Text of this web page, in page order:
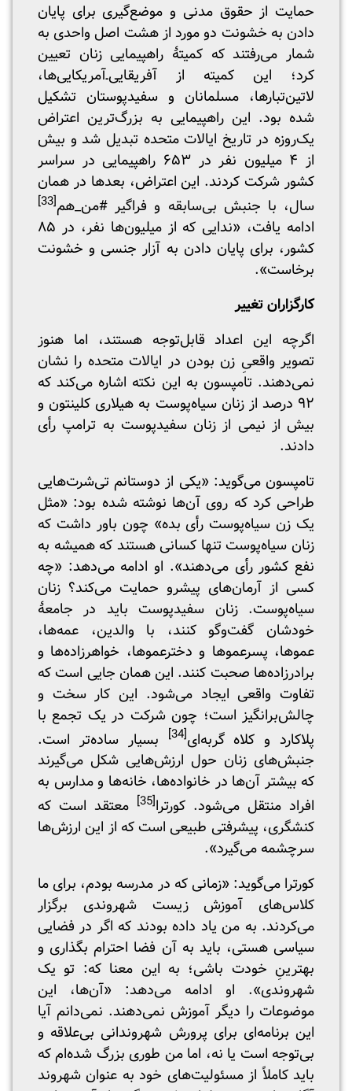
حمایت از حقوق مدنی و موضع‌گیری برای پایان
دادن به خشونت دو مورد از هشت اصل واحدی به
شمار می‌رفتند که کمیتۀ راهپیمایی زنان تعیین
کرد؛ این کمیته از آفریقایی‌ـ‌آمریکایی‌ها،
لاتین‌تبارها، مسلمانان و سفیدپوستان تشکیل
شده بود. این راهپیمایی به بزرگ‌ترین اعتراض
یک‌روزه در تاریخ ایالات متحده تبدیل شد و بیش
از ۴ میلیون نفر در ۶۵۳ راهپیمایی در سراسر
کشور شرکت کردند. این اعتراض، بعدها در همان
سال، با جنبش بی‌سابقه و فراگیر #من_هم
ادامه یافت، «ندایی که از میلیون‌ها نفر، در ۸۵
کشور، برای پایان دادن به آزار جنسی و خشونت
برخاست».
کارگزاران تغییر
اگرچه این اعداد قابل‌توجه هستند، اما هنوز
تصویر واقعیِ زن بودن در ایالات متحده را نشان
نمی‌دهند. تامپسون به این نکته اشاره می‌کند که
۹۲ درصد از زنان سیاه‌پوست به هیلاری کلینتون و
بیش از نیمی از زنان سفیدپوست به ترامپ رأی
دادند.
تامپسون می‌گوید: «یکی از دوستانم تی‌شرت‌هایی
طراحی کرد که روی آن‌ها نوشته شده بود: «مثل
یک زن سیاه‌پوست رأی بده» چون باور داشت که
زنان سیاه‌پوست تنها کسانی هستند که همیشه به
نفع کشور رأی می‌دهند». او ادامه می‌دهد: «چه
کسی از آرمان‌های پیشرو حمایت می‌کند؟ زنان
سیاه‌پوست. زنان سفیدپوست باید در جامعۀ
خودشان گفت‌وگو کنند، با والدین، عمه‌ها،
عموها، پسرعموها و دخترعموها، خواهرزاده‌ها و
برادرزاده‌ها صحبت کنند. این همان جایی است که
تفاوت واقعی ایجاد می‌شود. این کار سخت و
چالش‌برانگیز است؛ چون شرکت در یک تجمع با
پلاکارد و کلاه گربه‌ای
بسیار ساده‌تر است.
جنبش‌های زنان حول ارزش‌هایی شکل می‌گیرند
که بیشتر آن‌ها در خانواده‌ها، خانه‌ها و مدارس به
افراد منتقل می‌شود. کورترا[35]
معتقد است که
کنشگری، پیشرفتی طبیعی است که از این ارزش‌ها
سرچشمه می‌گیرد».
کورترا می‌گوید: «زمانی که در مدرسه بودم، برای ما
کلاس‌های آموزش زیست شهروندی برگزار
می‌کردند. به من یاد داده بودند که اگر در فضایی
سیاسی هستی، باید به آن فضا احترام بگذاری و
بهترینِ خودت باشی؛ به این معنا که: تو یک
شهروندی». او ادامه می‌دهد: «آن‌ها، این
موضوعات را دیگر آموزش نمی‌دهند. نمی‌دانم آیا
این برنامه‌ای برای پرورش شهروندانی بی‌علاقه و
بی‌توجه است یا نه، اما من طوری بزرگ شده‌ام که
باید کاملاً از مسئولیت‌های خود به عنوان شهروند